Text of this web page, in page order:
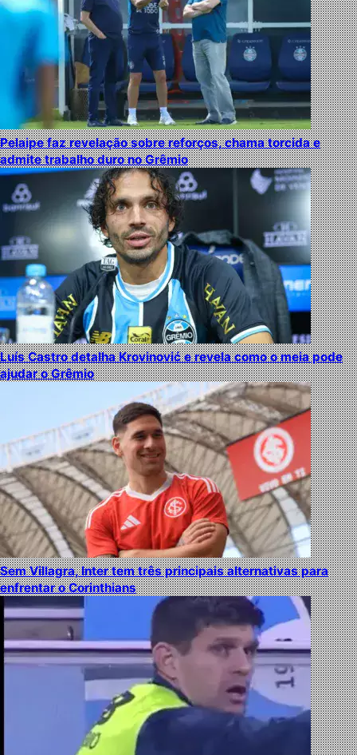
Pelaipe faz revelação sobre reforços, chama torcida e
admite trabalho duro no Grêmio
Luís Castro detalha Krovinović e revela como o meia pode
ajudar o Grêmio
Sem Villagra, Inter tem três principais alternativas para
enfrentar o Corinthians